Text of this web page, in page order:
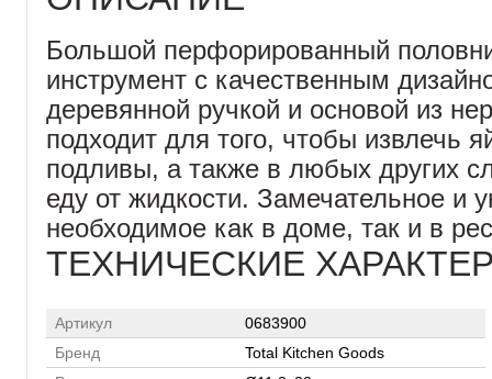
Большой перфорированный
инструмент с качественным
деревянной ручкой и основой из
подходит для того, чтобы извлечь
подливы, а также в любых других
еду от жидкости. Замечательное и
необходимое как в доме, так и в
ТЕХНИЧЕСКИЕ
Артикул
0683900
Бренд
Total Kitchen Goods